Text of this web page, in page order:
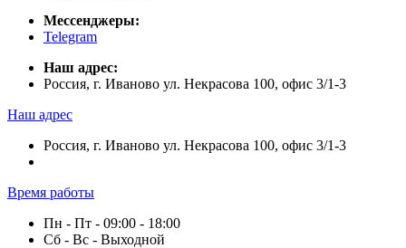
Мессенджеры:
Telegram
Наш адрес:
Россия, г. Иваново ул. Некрасова 100, офис 3/1-3
Наш адрес
Россия, г. Иваново ул. Некрасова 100, офис 3/1-3
Время работы
Пн - Пт - 09:00 - 18:00
Сб - Вс - Выходной